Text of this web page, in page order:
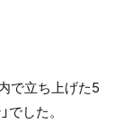
で立ち上げた5
した。